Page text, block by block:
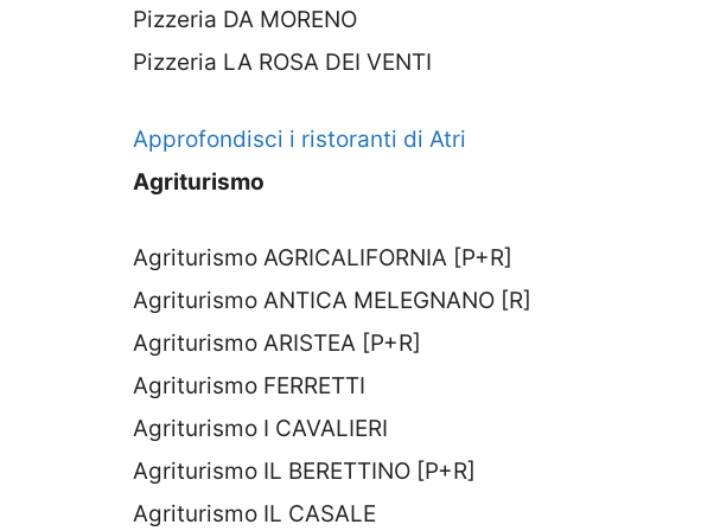
Pizzeria DA MORENO
Pizzeria LA ROSA DEI VENTI
Approfondisci i ristoranti di Atri
Agriturismo
Agriturismo AGRICALIFORNIA [P+R]
Agriturismo ANTICA MELEGNANO [R]
Agriturismo ARISTEA [P+R]
Agriturismo FERRETTI
Agriturismo I CAVALIERI
Agriturismo IL BERETTINO [P+R]
Agriturismo IL CASALE